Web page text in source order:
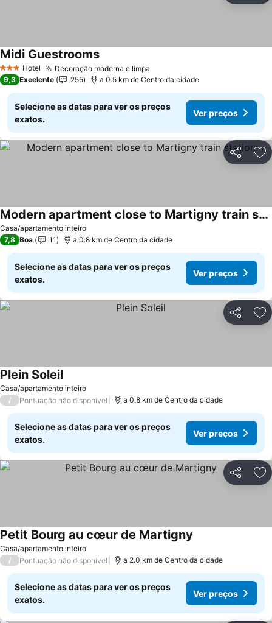
3 EstrelasHotel Decoração moderna e limpa
Midi Guestrooms
9,3 Excelente 255 a 0.5 km de Centro da cidade
Selecione as datas para ver os preços
exatos.
Ver preços
Partilhar
Casa/apartamento inteiro
Modern apartment close to Martigny train station
7,8 Boa 11 a 0.8 km de Centro da cidade
Selecione as datas para ver os preços
exatos.
Ver preços
Partilhar
Casa/apartamento inteiro
Plein Soleil
/ Pontuação não disponível a 0.8 km de Centro da cidade
Selecione as datas para ver os preços
exatos.
Ver preços
Partilhar
Casa/apartamento inteiro
Petit Bourg au cœur de Martigny
/ Pontuação não disponível a 2.0 km de Centro da cidade
Selecione as datas para ver os preços
exatos.
Ver preços